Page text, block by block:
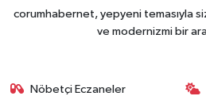
corumhabernet, yepyeni temasıyla
ve modernizmi bir
Nöbetçi Eczaneler